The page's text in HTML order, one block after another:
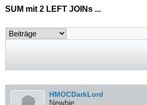
navigation
SUM mit 2 LEFT JOINs ...
HMOCDarkLord
Newbie